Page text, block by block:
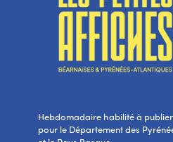
Hebdomadaire habilité à
pour le Département des